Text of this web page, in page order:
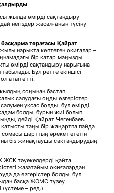
жылда өмірді сақтандыру
негіздер жасалғанын түсіну
төрағасы Қайрат
нарықта көптеген оқиғалар –
бір қатар маңызды
өмірді сақтандыру нарығына
Бұл ретте екіншісі
атап өтті.
соңынан бастап
салудағы оңды өзгерістер
ұқсас болды, бұл өмірді
болды, бұрын жиі болып
дейді Қайрат Чегенбаев.
таңы бір жаңартпа пайда
шарттың әрекет ететін
біз жинақтаушы сақтандырудың
тәуекелдерді қайта
жазатайым оқиғалардан
да өзгерістер болды, бұл
басқа ЖОМС түзеу
(үстеме – ред.).